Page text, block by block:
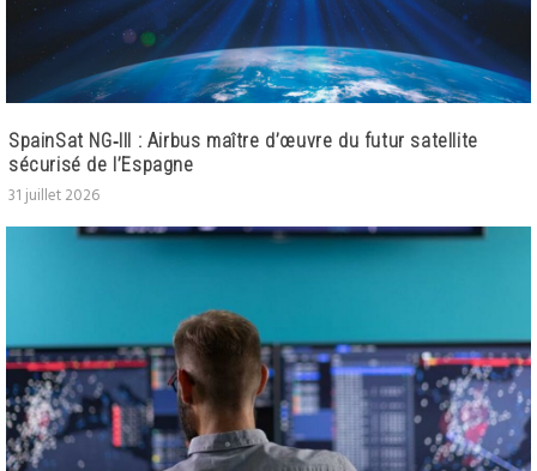
SpainSat NG‑III : Airbus maître d’œuvre du futur satellite
sécurisé de l’Espagne
31 juillet 2026